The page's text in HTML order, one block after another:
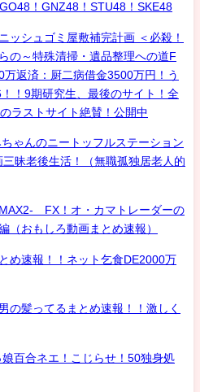
！GNZ48！STU48！SKE48
ッシュゴミ屋敷補完計画 ＜必殺！
の～特殊清掃・遺品整理への道F
返済：厨二病借金3500万円！う
！9期研究生、最後のサイト！全
ラストサイト絶賛！公開中
ゃんのニートッフルステーション
昧老後生活！（無職孤独居老人的
FX！オ・カマトレーダーの
おもしろ動画まとめ速報）
め速報！！ネット乞食DE2000万
の髪ってるまとめ速報！！激しく
百合ネエ！こじらせ！50独身処